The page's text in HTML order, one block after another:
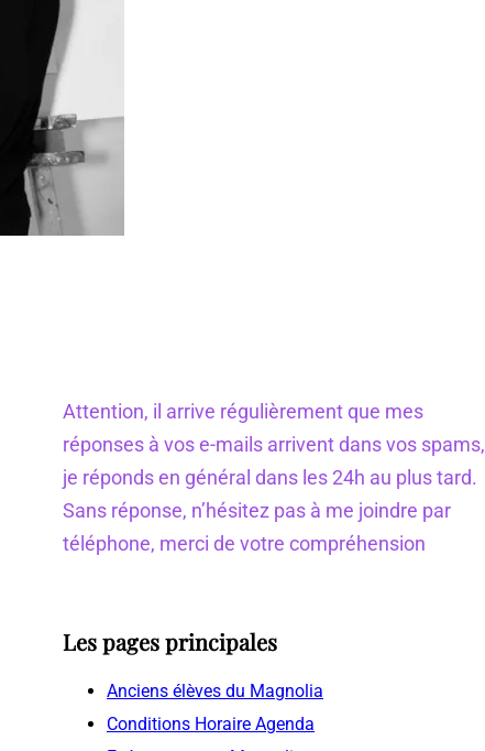
Attention, il arrive régulièrement que mes
réponses à vos e-mails arrivent dans vos spams,
je réponds en général dans les 24h au plus tard.
Sans réponse, n’hésitez pas à me joindre par
téléphone, merci de votre compréhension
Les pages principales
Anciens élèves du Magnolia
Conditions Horaire Agenda